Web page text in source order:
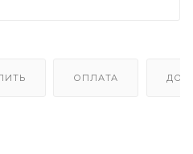
ОПЛАТА